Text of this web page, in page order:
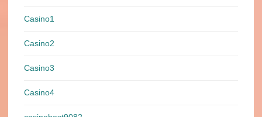
Casino1
Casino2
Casino3
Casino4